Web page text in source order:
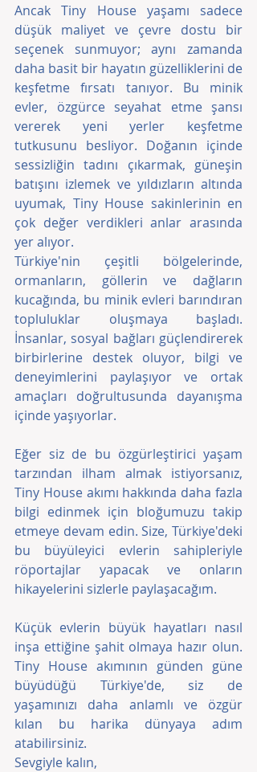
Ancak Tiny House yaşamı sadece
düşük maliyet ve çevre dostu bir
seçenek sunmuyor; aynı zamanda
daha basit bir hayatın güzelliklerini de
keşfetme fırsatı tanıyor. Bu minik
evler, özgürce seyahat etme şansı
vererek yeni yerler keşfetme
tutkusunu besliyor. Doğanın içinde
sessizliğin tadını çıkarmak, güneşin
batışını izlemek ve yıldızların altında
uyumak, Tiny House sakinlerinin en
çok değer verdikleri anlar arasında
yer alıyor.
Türkiye'nin çeşitli bölgelerinde,
ormanların, göllerin ve dağların
kucağında, bu minik evleri barındıran
topluluklar oluşmaya başladı.
İnsanlar, sosyal bağları güçlendirerek
birbirlerine destek oluyor, bilgi ve
deneyimlerini paylaşıyor ve ortak
amaçları doğrultusunda dayanışma
içinde yaşıyorlar.
Eğer siz de bu özgürleştirici yaşam
tarzından ilham almak istiyorsanız,
Tiny House akımı hakkında daha fazla
bilgi edinmek için bloğumuzu takip
etmeye devam edin. Size, Türkiye'deki
bu büyüleyici evlerin sahipleriyle
röportajlar yapacak ve onların
hikayelerini sizlerle paylaşacağım.
Küçük evlerin büyük hayatları nasıl
inşa ettiğine şahit olmaya hazır olun.
Tiny House akımının günden güne
büyüdüğü Türkiye'de, siz de
yaşamınızı daha anlamlı ve özgür
kılan bu harika dünyaya adım
atabilirsiniz.
Sevgiyle kalın,